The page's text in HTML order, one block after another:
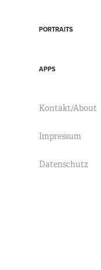
PORTRAITS
APPS
Kontakt/About
Impressum
Datenschutz